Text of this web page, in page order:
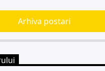
Arhiva postari